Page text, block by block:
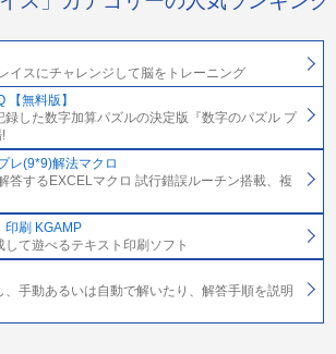
イスにチャレンジして脳をトレーニング
【無料版】
録した数字加算パズルの決定版『数字のパズル プ
レ(9*9)解法マクロ
答するEXCELマクロ 試行錯誤ルーチン搭載、複
印刷 KGAMP
て遊べるテキスト印刷ソフト
手動あるいは自動で解いたり、解答手順を説明